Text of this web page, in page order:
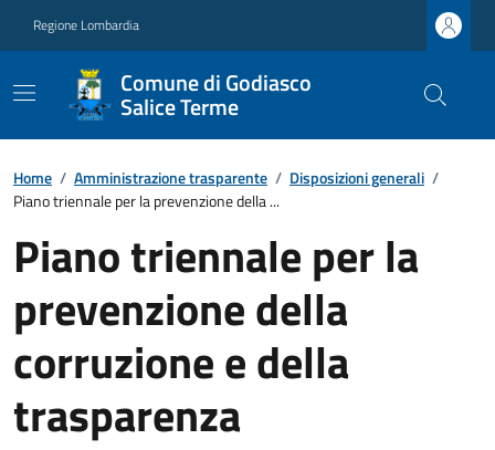
Regione Lombardia
Comune di Godiasco
Salice Terme
Home / Amministrazione trasparente / Disposizioni generali /
Piano triennale per la prevenzione della ...
Piano triennale per la
prevenzione della
corruzione e della
trasparenza